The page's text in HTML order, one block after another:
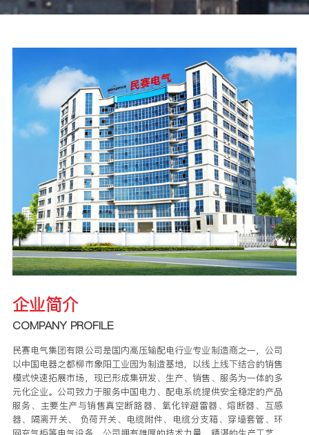
企业简介
COMPANY PROFILE
民赛电气集团有限公司是国内高压输配电行业专业制造商之一，公司
以中国电器之都柳市象阳工业园为制造基地，以线上线下结合的销售
模式快速拓展市场，现已形成集研发、生产、销售、服务为一体的多
元化企业。公司致力于服务中国电力、配电系统提供安全稳定的产品
服务、主要生产与销售真空断路器、氧化锌避雷器、熔断器、互感
器、隔离开关、 负荷开关、电缆附件、电缆分支箱、穿墙套管、环